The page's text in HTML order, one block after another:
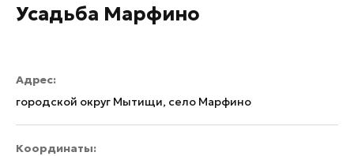
Усадьба Марфино
Адрес:
городской округ Мытищи, село Марфино
Координаты: